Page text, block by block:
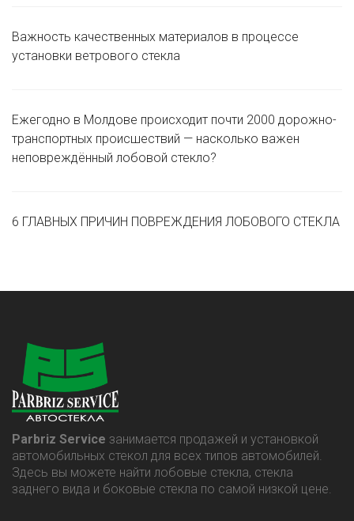
Важность качественных материалов в процессе
установки ветрового стекла
Ежегодно в Молдове происходит почти 2000 дорожно-
транспортных происшествий — насколько важен
неповреждённый лобовой стекло?
6 ГЛАВНЫХ ПРИЧИН ПОВРЕЖДЕНИЯ ЛОБОВОГО СТЕКЛА
Parbriz Service занимается продажей и установкой
автомобильных стекол для всех типов автомобилей.
Здесь вы можете найти лобовые стекла, стекла
заднего вида и боковые стекла по самой низкой цене.